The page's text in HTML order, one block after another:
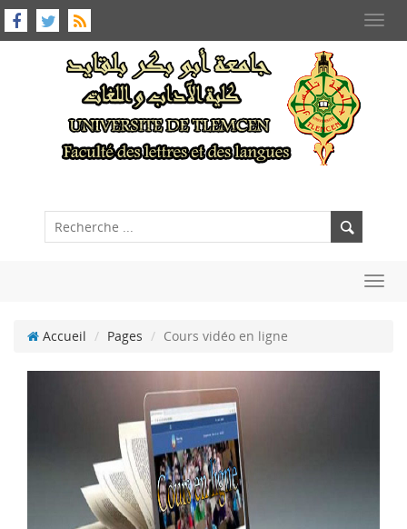
Accueil Pages Cours vidéo en ligne